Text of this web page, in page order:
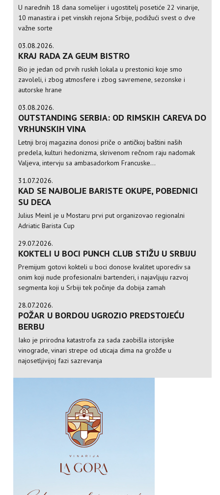
U narednih 18 dana somelijer i ugostitelj posetiće 22 vinarije,
10 manastira i pet vinskih rejona Srbije, podižući svest o dve
važne sorte
03.08.2026.
KRAJ RADA ZA GEUM BISTRO
Bio je jedan od prvih ruskih lokala u prestonici koje smo
zavoleli, i zbog atmosfere i zbog savremene, sezonske i
autorske hrane
03.08.2026.
OUTSTANDING SERBIA: OD RIMSKIH CAREVA DO
VRHUNSKIH VINA
Letnji broj magazina donosi priče o antičkoj baštini naših
predela, kulturi hedonizma, skrivenom rečnom raju nadomak
Valjeva, intervju sa ambasadorkom Francuske...
31.07.2026.
KAD SE NAJBOLJE BARISTE OKUPE, POBEDNICI
SU DECA
Julius Meinl je u Mostaru prvi put organizovao regionalni
Adriatic Barista Cup
29.07.2026.
KOKTELI U BOCI PUNCH CLUB STIŽU U SRBIJU
Premijum gotovi kokteli u boci donose kvalitet uporediv sa
onim koji nude profesionalni bartenderi, i najavljuju razvoj
segmenta koji u Srbiji tek počinje da dobija zamah
28.07.2026.
POŽAR U BORDOU UGROZIO PREDSTOJEĆU
BERBU
Iako je prirodna katastrofa za sada zaobišla istorijske
vinograde, vinari strepe od uticaja dima na grožđe u
najosetljivijoj fazi sazrevanja